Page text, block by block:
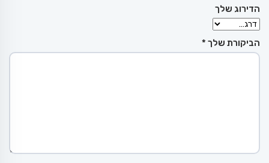
הדירוג שלך
הביקורת שלך *